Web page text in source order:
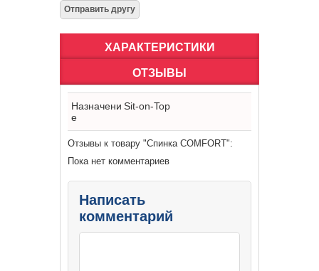
ХАРАКТЕРИСТИКИ
ОТЗЫВЫ
Назначени
е
Sit-on-Top
Отзывы к товару "Спинка COMFORT":
Пока нет комментариев
Написать
комментарий